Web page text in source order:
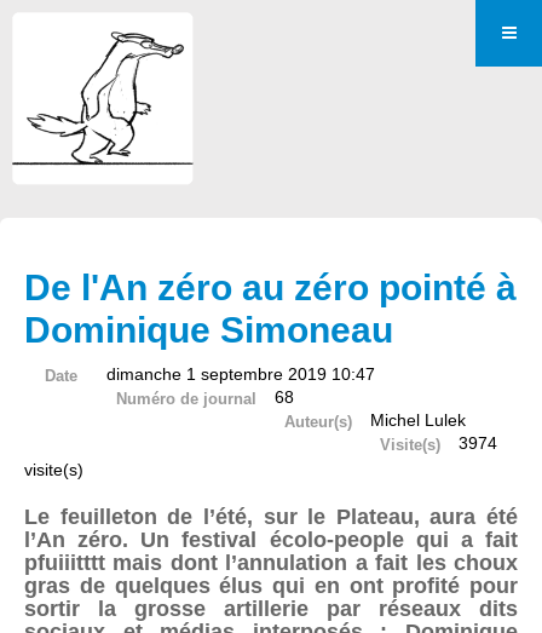
De l'An zéro au zéro pointé à
Dominique Simoneau
Date dimanche 1 septembre 2019 10:47
Numéro de journal 68
Auteur(s) Michel Lulek
Visite(s)
3974
visite(s)
Le feuilleton de l’été, sur le Plateau, aura été
l’An zéro. Un festival écolo-people qui a fait
pfuiiitttt mais dont l’annulation a fait les choux
gras de quelques élus qui en ont profité pour
sortir la grosse artillerie par réseaux dits